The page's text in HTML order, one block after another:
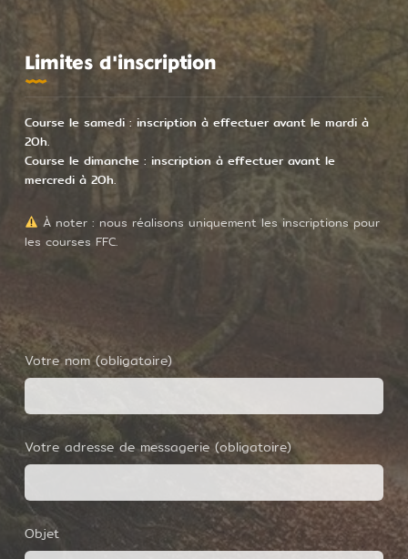
Limites d'inscription
Course le samedi : inscription à effectuer avant le mardi à
20h.
Course le dimanche : inscription à effectuer avant le
mercredi à 20h.
À noter : nous réalisons uniquement les inscriptions pour
les courses FFC.
Votre nom (obligatoire)
Votre adresse de messagerie (obligatoire)
Objet